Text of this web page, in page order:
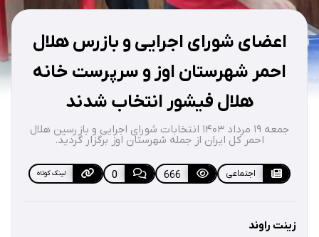
اعضای شورای اجرایی و بازرس هلال
احمر شهرستان اوز و سرپرست خانه
هلال فیشور انتخاب شدند
جمعه ۱۹ مرداد ۱۴۰۳ انتخابات شورای اجرایی و بازرسین هلال
احمر کل ایران از جمله شهرستان اوز برگزار گردید.
اجتماعی 666
0 لینک کوتاه
زینت راوند